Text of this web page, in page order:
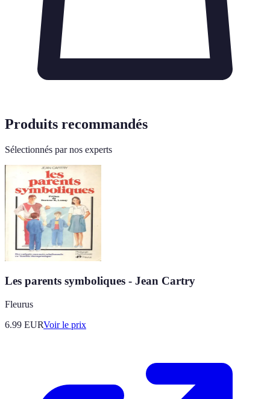
Produits recommandés
Sélectionnés par nos experts
Les parents symboliques - Jean Cartry
Fleurus
6.99 EURVoir le prix